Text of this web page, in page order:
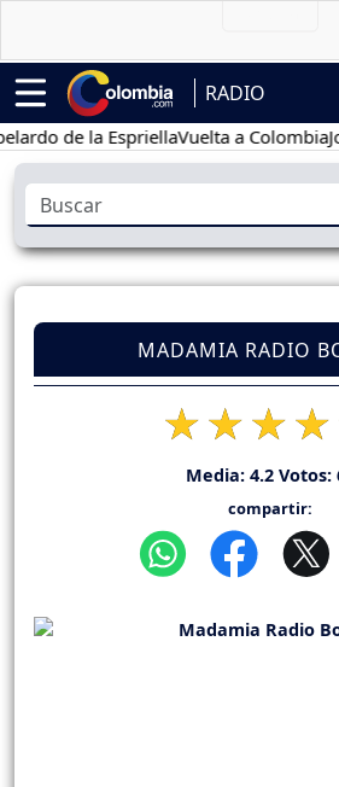
RADIO
de la EspriellaVuelta a ColombiaJorge
MADAMIA RADIO
Media: 4.2Votos:
compartir: